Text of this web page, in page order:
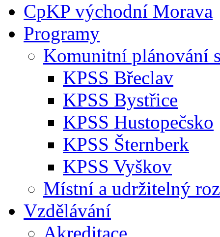
CpKP východní Morava
Programy
Komunitní plánování
KPSS Břeclav
KPSS Bystřice
KPSS Hustopečsko
KPSS Šternberk
KPSS Vyškov
Místní a udržitelný
Vzdělávání